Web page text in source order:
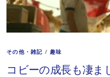
その他・雑記 / 趣味
コビーの成長も凄ま